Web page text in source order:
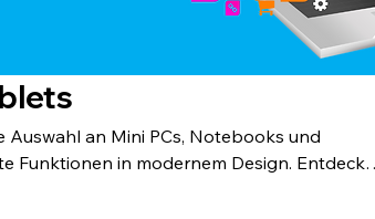
Auswahl an Mini PCs, Notebooks und
Funktionen in modernem Design. Entdecke